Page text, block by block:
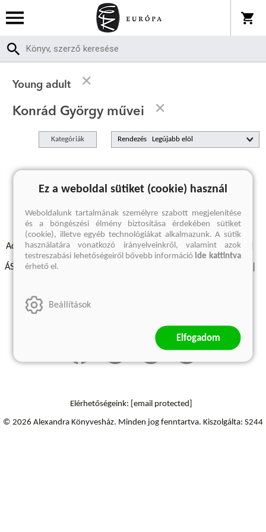
Young adult
Konrád György művei
Kategóriák Rendezés
A keresett kifejezésre nincs találat
Adatvédelmi szabályzatok Elállási felmondási nyilatkozat
ÁSZF - Vásárlási feltételek
Szállítási információk
Elérhetőségeink: [email protected]
© 2026 Alexandra Könyvesház. Minden jog fenntartva. Kiszolgálta: S244
Ez a weboldal sütiket (cookie) használ
Weboldalunk tartalmának személyre szabott megjelenítése
és a böngészési élmény biztosítása érdekében sütiket
(cookie), illetve egyéb technológiákat alkalmazunk. A sütik
használatára vonatkozó irányelveinkről, valamint azok
testreszabási lehetőségeiről bővebb információide kattintva
érhető el.
Beállítások
Elfogadom